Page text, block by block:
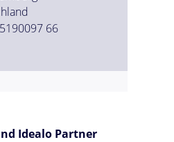
66
Idealo Partner